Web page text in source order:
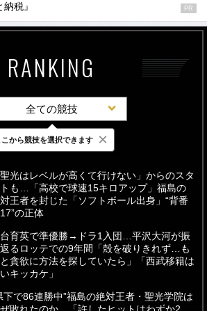
税』
PR
RANKING
全ての競技
新 24時間 週間
聖光はレベルが高くて行けない」からのスタ
も…「高校で球速15キロアップ」福島の
王者を封じた「ソフトボール出身」“背番
の正体
育英で準優勝→ドラ1入団…平沢大河が振
返るロッテでの9年間「殻を破りきれず…も
貪欲に方法を探していたら」「西武移籍は
キッカケ」
下で86連勝中”福島の絶対王者・聖光学院は
こから競技を選択できます ×